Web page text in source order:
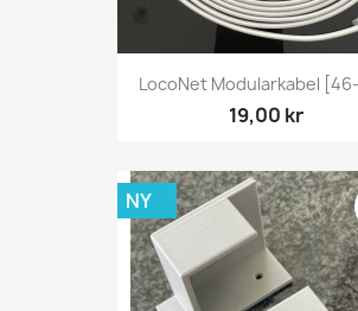
LocoNet Modularkabel [46-
19,00 kr
NY